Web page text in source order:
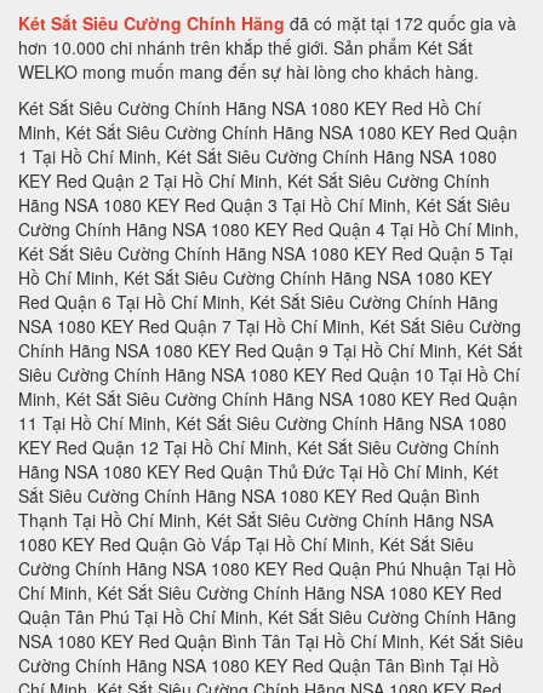
Két Sắt Siêu Cường Chính Hãng đã có mặt tại 172 quốc gia và
hơn 10.000 chi nhánh trên khắp thế giới. Sản phẩm Két Sắt
WELKO mong muốn mang đến sự hài lòng cho khách hàng.
Két Sắt Siêu Cường Chính Hãng NSA 1080 KEY Red Hồ Chí Minh, Két Sắt Siêu Cường Chính Hãng NSA 1080 KEY Red Quận 1 Tại Hồ Chí Minh, Két Sắt Siêu Cường Chính Hãng NSA 1080 KEY Red Quận 2 Tại Hồ Chí Minh, Két Sắt Siêu Cường Chính Hãng NSA 1080 KEY Red Quận 3 Tại Hồ Chí Minh, Két Sắt Siêu Cường Chính Hãng NSA 1080 KEY Red Quận 4 Tại Hồ Chí Minh, Két Sắt Siêu Cường Chính Hãng NSA 1080 KEY Red Quận 5 Tại Hồ Chí Minh, Két Sắt Siêu Cường Chính Hãng NSA 1080 KEY Red Quận 6 Tại Hồ Chí Minh, Két Sắt Siêu Cường Chính Hãng NSA 1080 KEY Red Quận 7 Tại Hồ Chí Minh, Két Sắt Siêu Cường Chính Hãng NSA 1080 KEY Red Quận 9 Tại Hồ Chí Minh, Két Sắt Siêu Cường Chính Hãng NSA 1080 KEY Red Quận 10 Tại Hồ Chí Minh, Két Sắt Siêu Cường Chính Hãng NSA 1080 KEY Red Quận 11 Tại Hồ Chí Minh, Két Sắt Siêu Cường Chính Hãng NSA 1080 KEY Red Quận 12 Tại Hồ Chí Minh, Két Sắt Siêu Cường Chính Hãng NSA 1080 KEY Red Quận Thủ Đức Tại Hồ Chí Minh, Két Sắt Siêu Cường Chính Hãng NSA 1080 KEY Red Quận Bình Thạnh Tại Hồ Chí Minh, Két Sắt Siêu Cường Chính Hãng NSA 1080 KEY Red Quận Gò Vấp Tại Hồ Chí Minh, Két Sắt Siêu Cường Chính Hãng NSA 1080 KEY Red Quận Phú Nhuận Tại Hồ Chí Minh, Két Sắt Siêu Cường Chính Hãng NSA 1080 KEY Red Quận Tân Phú Tại Hồ Chí Minh, Két Sắt Siêu Cường Chính Hãng NSA 1080 KEY Red Quận Bình Tân Tại Hồ Chí Minh, Két Sắt Siêu Cường Chính Hãng NSA 1080 KEY Red Quận Tân Bình Tại Hồ Chí Minh, Két Sắt Siêu Cường Chính Hãng NSA 1080 KEY Red Hà Nội, Két Sắt Siêu Cường Chính Hãng NSA 1080 KEY Red Quận Ba Đình Hà Nội, Két Sắt Siêu Cường Chính Hãng NSA 1080 KEY Red Quận Hoàn Kiếm Hà Nội, Két Sắt Siêu Cường Chính Hãng NSA 1080 KEY Red Quận Hai Bà Trưng Hà Nội, Két Sắt Siêu Cường Chính Hãng NSA 1080 KEY Red Quận Đống Đa Hà Nội, Két Sắt Siêu Cường Chính Hãng NSA 1080 KEY Red Quận Tây Hồ Hà Nội, Két Sắt Siêu Cường Chính Hãng NSA 1080 KEY Red Quận Đống Đa Hà Nội, Két Sắt Siêu Cường Chính Hãng NSA 1080 KEY Red Quận Thanh Xuân Hà Nội, Két Sắt Siêu Cường Chính Hãng NSA 1080 KEY Red Quận Hoàng Mai Hà Nội, Két Sắt Siêu Cường Chính Hãng NSA 1080 KEY Red Quận Long Biên Hà Nội, Két Sắt Siêu Cường Chính Hãng NSA 1080 KEY Red Quận Đống Đa Hà Nội, Két Sắt Siêu Cường Chính Hãng NSA 1080 KEY Red Huyện Thanh Trì Hà Nội, Két Sắt Siêu Cường Chính Hãng NSA 1080 KEY Red Huyện Gia Lâm Hà Nội, Két Sắt Siêu Cường Chính Hãng NSA 1080 KEY Red Huyện Đông Anh Hà Nội, Két Sắt Siêu Cường Chính Hãng NSA 1080 KEY Red Huyện Sóc Sơn Hà Nội, Két Sắt Siêu Cường Chính Hãng NSA 1080 KEY Red Quận Hà Đông Hà Nội, Két Sắt Siêu Cường Chính Hãng NSA 1080 KEY Red Thị xã Sơn Tây Hà Nội, Két Sắt Siêu Cường Chính Hãng NSA 1080 KEY Red Huyện Ba Vì Hà Nội, Két Sắt Siêu Cường Chính Hãng NSA 1080 KEY Red Huyện Phúc Thọ Hà Nội, Két Sắt Siêu Cường Chính Hãng NSA 1080 KEY Red Huyện Thạch Thất Hà Nội, Két Sắt Siêu Cường Chính Hãng NSA 1080 KEY Red Huyện Quốc Oai Hà Nội, Két Sắt Siêu Cường Chính Hãng NSA 1080 KEY Red Huyện Chương Mỹ Hà Nội, Két Sắt Siêu Cường Chính Hãng NSA 1080 KEY Red Huyện Đan Phượng Hà Nội, Két Sắt Siêu Cường Chính Hãng NSA 1080 KEY Red Huyện Hoài Đức Hà Nội, Két Sắt Siêu Cường Chính Hãng NSA 1080 KEY Red Huyện Thanh Oai Hà Nội, Két Sắt Siêu Cường Chính Hãng NSA 1080 KEY Red Huyện Mỹ Đức Hà Nội, Két Sắt Siêu Cường Chính Hãng NSA 1080 KEY Red Huyện Ứng Hoà Hà Nội, Két Sắt Siêu Cường Chính Hãng NSA 1080 KEY Red Huyện Thường Tín Hà Nội, Két Sắt Siêu Cường Chính Hãng NSA 1080 KEY Red Huyện Phú Xuyên Hà Nội, Két Sắt Siêu Cường Chính Hãng NSA 1080 KEY Red Huyện Mê Linh Hà Nội, Két Sắt Siêu Cường Chính Hãng NSA 1080 KEY Red Quận Nam Từ Liên Hà Nội, Két Sắt Siêu Cường Chính Hãng NSA 1080 KEY Red An Giang, Két Sắt Siêu Cường Chính Hãng NSA 1080 KEY Red Thành phố Long Xuyên Tỉnh An Giang, Két Sắt Siêu Cường Chính Hãng NSA 1080 KEY Red Thành phố Châu Đốc Tỉnh An Giang, Két Sắt Siêu Cường Chính Hãng NSA 1080 KEY Red Huyện An Phú Tỉnh An Giang, Két Sắt Siêu Cường Chính Hãng NSA 1080 KEY Red Thị xã Tân Châu, Két Sắt Siêu Cường Chính Hãng NSA 1080 KEY Red Huyện Phú Tân, Két Sắt Siêu Cường Chính Hãng NSA 1080 KEY Red Huyện Châu Phú, Két Sắt Siêu Cường Chính Hãng NSA 1080 KEY Red Huyện Tịnh Biên, Két Sắt Siêu Cường Chính Hãng NSA 1080 KEY Red Huyện Tri Tôn, Két Sắt Siêu Cường Chính Hãng NSA 1080 KEY Red Huyện Châu Thành Tỉnh An Giang, Két Sắt Siêu Cường Chính Hãng NSA 1080 KEY Red Huyện Chợ Mới Tỉnh An Giang, Két Sắt Siêu Cường Chính Hãng NSA 1080 KEY Red Huyện Thoại Sơn Tỉnh An Giang, Két Sắt Siêu Cường Chính Hãng NSA 1080 KEY Red Vũng Tàu, Két Sắt Siêu Cường Chính Hãng NSA 1080 KEY Red Thành phố Vũng Tàu Tại Bà Rịa - Vũng Tàu, Két Sắt Siêu Cường Chính Hãng NSA 1080 KEY Red Thành phố Bà Rịa Tại Bà Rịa - Vũng Tàu, Két Sắt Siêu Cường Chính Hãng NSA 1080 KEY Red Huyện Châu Đức Tại Bà Rịa - Vũng Tàu, Két Sắt Siêu Cường Chính Hãng NSA 1080 KEY Red Huyện Xuyên Mộc Tại Bà Rịa - Vũng Tàu, Két Sắt Siêu Cường Chính Hãng NSA 1080 KEY Red Huyện Long Điền Tại Bà Rịa - Két Sắt Siêu Cường Chính Hãng NSA 1080 KEY Red Cần Thơ, Két Sắt Siêu Cường Chính Hãng NSA 1080 KEY Red Tại Thành phố Cần Thơ Tỉnh Cần Thơ, Két Sắt Siêu Cường Chính Hãng NSA 1080 KEY Red Tại Quận Ninh Kiều Tỉnh Cần Thơ, Két Sắt Siêu Cường Chính Hãng NSA 1080 KEY Red Tại Quận Ô Môn Tỉnh Cần Thơ, Két Sắt Siêu Cường Chính Hãng NSA 1080 KEY Red Tại Quận Bình Thuỷ Tỉnh Cần Thơ, Két Sắt Siêu Cường Chính Hãng NSA 1080 KEY Red Tại Quận Cái Răng Tỉnh Cần Thơ, Két Sắt Siêu Cường Chính Hãng NSA 1080 KEY Red Tại Quận Thốt Nốt Tỉnh Cần Thơ, Két Sắt Siêu Cường Chính Hãng NSA 1080 KEY Red Tại Huyện Vĩnh Thạnh Tỉnh Cần Thơ, Két Sắt Siêu Cường Chính Hãng NSA 1080 KEY Red Tại Huyện Cờ Đỏ Tỉnh Cần Thơ, Két Sắt Siêu Cường Chính Hãng NSA 1080 KEY Red Tại Huyện Phong Điền Tỉnh Cần Thơ, Két Sắt Siêu Cường Chính Hãng NSA 1080 KEY Red Tại Huyện Thới Lai Tỉnh Cần Thơ, Két Sắt Siêu Cường Chính Hãng NSA 1080 KEY Red Đà Nẵng, Két Sắt Siêu Cường Chính Hãng NSA 1080 KEY Red Tại Thành phố Đà Nẵng Tỉnh Đà Nẵng, Két Sắt Siêu Cường Chính Hãng NSA 1080 KEY Red Tại Quận Liên Chiểu Tỉnh Đà Nẵng, Két Sắt Siêu Cường Chính Hãng NSA 1080 KEY Red Tại Quận Thanh Khê Tỉnh Đà Nẵng, Két Sắt Siêu Cường Chính Hãng NSA 1080 KEY Red Tại Quận Hải Châu Tỉnh Đà Nẵng, Két Sắt Siêu Cường Chính Hãng NSA 1080 KEY Red Tại Quận Sơn Trà Tỉnh Đà Nẵng, Két Sắt Siêu Cường Chính Hãng NSA 1080 KEY Red Tại Quận Ngũ Hành Sơn Tỉnh Đà Nẵng, Két Sắt Siêu Cường Chính Hãng NSA 1080 KEY Red Tại Quận Cẩm Lệ Tỉnh Đà Nẵng, Két Sắt Siêu Cường Chính Hãng NSA 1080 KEY Red TạiHuyện Hòa Vang Tỉnh Đà Nẵng, Két Sắt Siêu Cường Chính Hãng NSA 1080 KEY Red Đắk Lắk, Két Sắt Siêu Cường Chính Hãng NSA 1080 KEY Red Tại Thành phố Buôn Ma Thuột Tỉnh Đắk Lắk, Két Sắt Siêu Cường Chính Hãng NSA 1080 KEY Red Tại Thị xã Buôn Hồ Tỉnh Đắk Lắk, Két Sắt Siêu Cường Chính Hãng NSA 1080 KEY Red Tại Huyện Buôn Đôn Tỉnh Đắk Lắk, Két Sắt Siêu Cường Chính Hãng NSA 1080 KEY Red Tại Huyện Cư Kuin Tỉnh Đắk Lắk, Két Sắt Siêu Cường Chính Hãng NSA 1080 KEY Red Tại Huyện Cư M’gar Tỉnh Đắk Lắk, Két Sắt Siêu Cường Chính Hãng NSA 1080 KEY Red Tại Huyện Ea H’leo Tỉnh Đắk Lắk, Két Sắt Siêu Cường Chính Hãng NSA 1080 KEY Red Tại Huyện Ea Kar Tỉnh Đắk Lắk, Két Sắt Siêu Cường Chính Hãng NSA 1080 KEY Red Tại Huyện Ea Súp Tỉnh Đắk Lắk, Két Sắt Siêu Cường Chính Hãng NSA 1080 KEY Red Tại Huyện Krông Ana Tỉnh Đắk Lắk, Két Sắt Siêu Cường Chính Hãng NSA 1080 KEY Red Tại Huyện Krông Bông Tỉnh Đắk Lắk, Két Sắt Siêu Cường Chính Hãng NSA 1080 KEY Red Tại Huyện Krông Búk Tỉnh Đắk Lắk, Két Sắt Siêu Cường Chính Hãng NSA 1080 KEY Red Tại Huyện Krông Năng Tỉnh Đắk Lắk, Két Sắt Siêu Cường Chính Hãng NSA 1080 KEY Red Tại Huyện Krông Pắk Tỉnh Đắk Lắk, Két Sắt Siêu Cường Chính Hãng NSA 1080 KEY Red Tại Huyện Lắk Tỉnh Đắk Lắk, Két Sắt Siêu Cường Chính Hãng NSA 1080 KEY Red Tại Huyện M’Đrắk Tỉnh Đắk Lắk, Két Sắt Siêu Cường Chính Hãng NSA 1080 KEY Red Đắk Nông, Két Sắt Siêu Cường Chính Hãng NSA 1080 KEY Red Tại Thành phố Gia Nghĩa Tỉnh Đắk Nông, Két Sắt Siêu Cường Chính Hãng NSA 1080 KEY Red Tại Huyện Cư Jút Tỉnh Đắk Nông, Két Sắt Siêu Cường Chính Hãng NSA 1080 KEY Red Tại Huyện Đắk Glong Tỉnh Đắk Nông, Két Sắt Siêu Cường Chính Hãng NSA 1080 KEY Red Tại Huyện Đắk Mil Tỉnh Đắk Nông, Két Sắt Siêu Cường Chính Hãng NSA 1080 KEY Red Tại Huyện Đắk R’lấp Tỉnh Đắk Nông, Két Sắt Siêu Cường Chính Hãng NSA 1080 KEY Red Tại Huyện Đắk Song Tỉnh Đắk Nông, Két Sắt Siêu Cường Chính Hãng NSA 1080 KEY Red Tại Huyện Krông Nô Tỉnh Đắk Nông, Két Sắt Siêu Cường Chính Hãng NSA 1080 KEY Red Tại Huyện Tuy Đức Tỉnh Đắk Nông, Két Sắt Siêu Cường Chính Hãng NSA 1080 KEY Red Đồng Nai, Két Sắt Siêu Cường Chính Hãng NSA 1080 KEY Red Tại Thành phố Biên Hòa Tỉnh Đồng Nai, Két Sắt Siêu Cường Chính Hãng NSA 1080 KEY Red Tại Thành phố Long Khánh Tỉnh Đồng Nai, Két Sắt Siêu Cường Chính Hãng NSA 1080 KEY Red Tại Huyện Cẩm Mỹ Tỉnh Đồng Nai, Két Sắt Siêu Cường Chính Hãng NSA 1080 KEY Red Tại Huyện Định Quán Tỉnh Đồng Nai, Két Sắt Siêu Cường Chính Hãng NSA 1080 KEY Red Tại Huyện Long Thành Tỉnh Đồng Nai, Két Sắt Siêu Cường Chính Hãng NSA 1080 KEY Red Tại Huyện Nhơn Trạch Tỉnh Đồng Nai, Két Sắt Siêu Cường Chính Hãng NSA 1080 KEY Red Tại Huyện Tân Phú Tỉnh Đồng Nai, Két Sắt Siêu Cường Chính Hãng NSA 1080 KEY Red Tại Huyện Thống Nhất Tỉnh Đồng Nai, Két Sắt Siêu Cường Chính Hãng NSA 1080 KEY Red Tại Huyện Trảng Bom Tỉnh Đồng Nai, Két Sắt Siêu Cường Chính Hãng NSA 1080 KEY Red Tại Huyện Vĩnh Cửu Tỉnh Đồng Nai, Két Sắt Siêu Cường Chính Hãng NSA 1080 KEY Red Tại Huyện Xuân Lộc Tỉnh Đồng Nai, Két Sắt Siêu Cường Chính Hãng NSA 1080 KEY Red Biên Hòa, Két Sắt Siêu Cường Chính Hãng NSA 1080 KEY Red Đồng Tháp, Két Sắt Siêu Cường Chính Hãng NSA 1080 KEY Red Tại Thành phố Cao Lãnh Tỉnh Đồng Tháp, Két Sắt Siêu Cường Chính Hãng NSA 1080 KEY Red Tại Thành phố Sa Đéc Tỉnh Đồng Tháp, Két Sắt Siêu Cường Chính Hãng NSA 1080 KEY Red Tại Thị xã Hồng Ngự Tỉnh Đồng Tháp, Két Sắt Siêu Cường Chính Hãng NSA 1080 KEY Red Tại Huyện Cao Lãnh Tỉnh Đồng Tháp, Két Sắt Siêu Cường Chính Hãng NSA 1080 KEY Red Tại Huyện Châu Thành Tỉnh Đồng Tháp, Két Sắt Siêu Cường Chính Hãng NSA 1080 KEY Red Tại Huyện Hồng Ngự Tỉnh Đồng Tháp, Két Sắt Siêu Cường Chính Hãng NSA 1080 KE